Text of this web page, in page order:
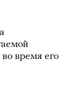
время его